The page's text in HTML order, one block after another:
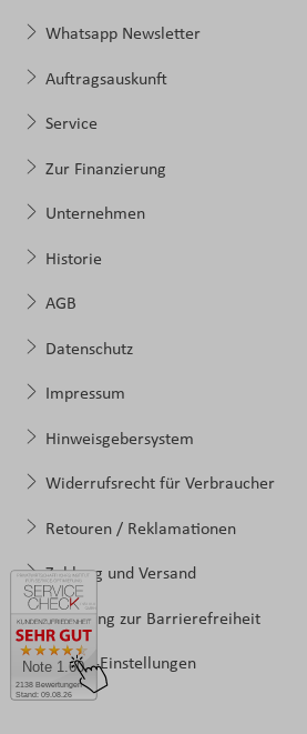
2138 Bewertungen
Stand: 09.08.26
Note 1.60
Whatsapp Newsletter
Auftragsauskunft
Service
Zur Finanzierung
Unternehmen
Historie
AGB
Datenschutz
Impressum
Hinweisgebersystem
Widerrufsrecht für Verbraucher
Retouren / Reklamationen
Zahlung und Versand
Erklärung zur Barrierefreiheit
Cookie-Einstellungen